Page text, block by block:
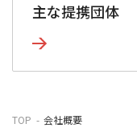
主な提携団体
TOP 会社概要